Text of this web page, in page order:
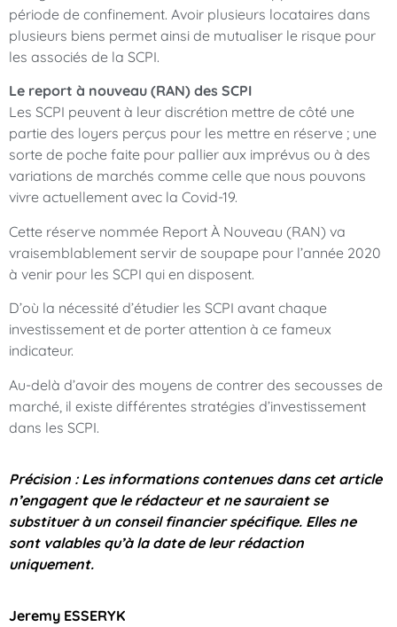
période de confinement. Avoir plusieurs locataires dans
plusieurs biens permet ainsi de mutualiser le risque pour
les associés de la SCPI.
Le report à nouveau (RAN) des SCPI
Les SCPI peuvent à leur discrétion mettre de côté une
partie des loyers perçus pour les mettre en réserve ; une
sorte de poche faite pour pallier aux imprévus ou à des
variations de marchés comme celle que nous pouvons
vivre actuellement avec la Covid-19.
Cette réserve nommée Report À Nouveau (RAN) va
vraisemblablement servir de soupape pour l’année 2020
à venir pour les SCPI qui en disposent.
D’où la nécessité d’étudier les SCPI avant chaque
investissement et de porter attention à ce fameux
indicateur.
Au-delà d’avoir des moyens de contrer des secousses de
marché, il existe différentes stratégies d’investissement
dans les SCPI.
Précision : Les informations contenues dans cet article
n’engagent que le rédacteur et ne sauraient se
substituer à un conseil financier spécifique. Elles ne
sont valables qu’à la date de leur rédaction
uniquement.
Jeremy ESSERYK